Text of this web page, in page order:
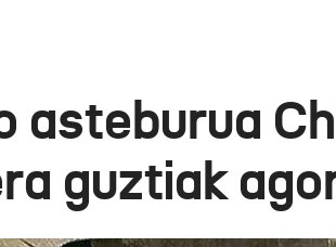
asteburua
guztiak